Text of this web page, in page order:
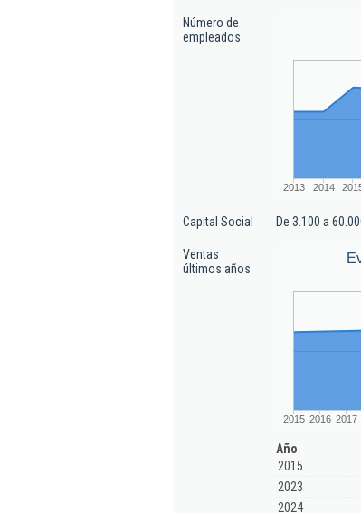
Número de
empleados
2013 2014
Capital Social De 3.100 a
Ventas
últimos años
2015 2016 2017
Año
2015
2023
2024